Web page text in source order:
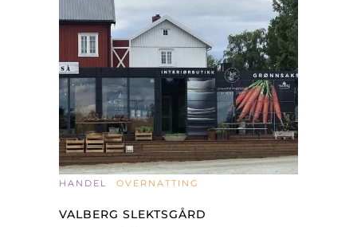
HANDEL OVERNATTING
VALBERG SLEKTSGÅRD